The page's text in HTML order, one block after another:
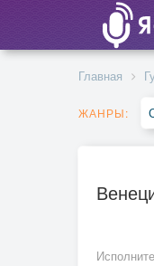
Главная
ЖАНРЫ: